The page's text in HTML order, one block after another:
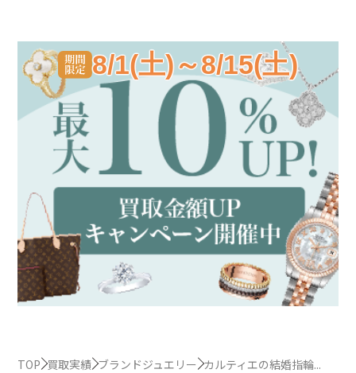
8/1(土)～8/15(土)
TOP 買取実績 ブランドジュエリー カルティエの結婚指輪...